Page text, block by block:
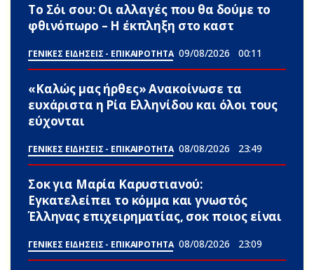
Το Σόι σου: Οι αλλαγές που θα δούμε το
φθινόπωρο – Η έκπληξη στο καστ
ΓΕΝΙΚΕΣ ΕΙΔΗΣΕΙΣ - ΕΠΙΚΑΙΡΟΤΗΤΑ 09/08/2026 00:11
«Καλώς μας ήρθες» Ανακοίνωσε τα
ευxάριστα η Ρία Ελληνίδου και όλοι τους
εύχονται
ΓΕΝΙΚΕΣ ΕΙΔΗΣΕΙΣ - ΕΠΙΚΑΙΡΟΤΗΤΑ 08/08/2026 23:49
Σoκ για Μαρία Καρυστιανού:
Εγκατελείπει το κόμμα και γνωστός
Έλληνας επιχειρηματίας, σoκ ποιος είναι
ΓΕΝΙΚΕΣ ΕΙΔΗΣΕΙΣ - ΕΠΙΚΑΙΡΟΤΗΤΑ 08/08/2026 23:09